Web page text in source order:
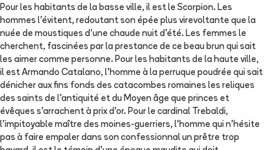
Pour les habitants de la basse ville, il est le Scorpion. Les
hommes l'évitent, redoutant son épée plus virevoltante que la
nuée de moustiques d'une chaude nuit d'été. Les femmes le
cherchent, fascinées par la prestance de ce beau brun qui sait
les aimer comme personne. Pour les habitants de la haute ville,
il est Armando Catalano, l'homme à la perruque poudrée qui sait
dénicher aux fins fonds des catacombes romaines les reliques
des saints de l'antiquité et du Moyen âge que princes et
évêques s'arrachent à prix d'or. Pour le cardinal Trebaldi,
l'impitoyable maître des moines-guerriers, l'homme qui n'hésite
pas à faire empaler dans son confessionnal un prêtre trop